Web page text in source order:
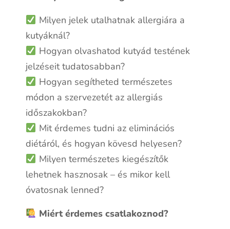
Milyen jelek utalhatnak allergiára a
kutyáknál?
Hogyan olvashatod kutyád testének
jelzéseit tudatosabban?
Hogyan segítheted természetes
módon a szervezetét az allergiás
időszakokban?
Mit érdemes tudni az eliminációs
diétáról, és hogyan kövesd helyesen?
Milyen természetes kiegészítők
lehetnek hasznosak – és mikor kell
óvatosnak lenned?
Miért érdemes csatlakoznod?